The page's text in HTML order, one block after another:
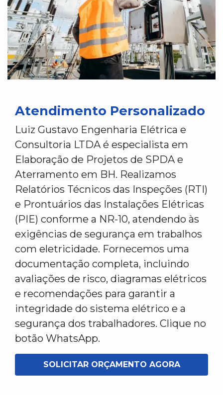
Atendimento Personalizado
Luiz Gustavo Engenharia Elétrica e
Consultoria LTDA é especialista em
Elaboração de Projetos de SPDA e
Aterramento em BH. Realizamos
Relatórios Técnicos das Inspeções (RTI)
e Prontuários das Instalações Elétricas
(PIE) conforme a NR-10, atendendo às
exigências de segurança em trabalhos
com eletricidade. Fornecemos uma
documentação completa, incluindo
avaliações de risco, diagramas elétricos
e recomendações para garantir a
integridade do sistema elétrico e a
segurança dos trabalhadores. Clique no
botão WhatsApp.
SOLICITAR ORÇAMENTO AGORA